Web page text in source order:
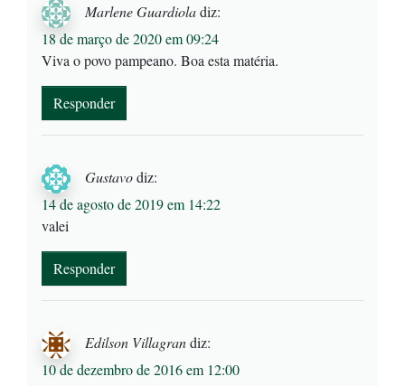
Marlene Guardioladiz:
18 de março de 2020 em 09:24
Viva o povo pampeano. Boa esta matéria.
Responder
Gustavodiz:
14 de agosto de 2019 em 14:22
valei
Responder
Edilson Villagrandiz:
10 de dezembro de 2016 em 12:00